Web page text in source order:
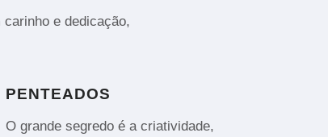
e dedicação,
PENTEADOS
O grande segredo é a criatividade,